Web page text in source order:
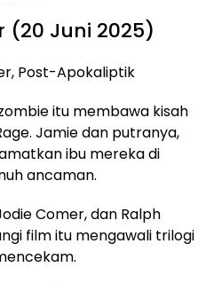
(20 Juni 2025)
Post-Apokaliptik
itu membawa kisah
Jamie dan putranya,
ibu mereka di
ancaman.
Comer, dan Ralph
film itu mengawali trilogi